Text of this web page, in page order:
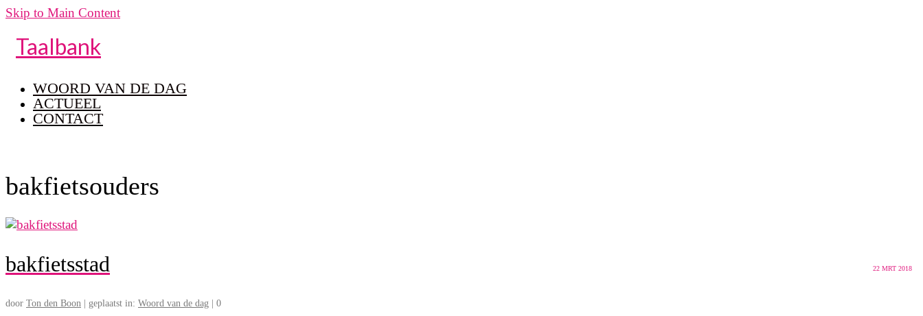
Skip to Main Content
Taalbank
WOORD VAN DE DAG
ACTUEEL
CONTACT
bakfietsouders
22 MRT 2018
bakfietsstad
door Ton den Boon geplaatst in: Woord van de dag 0